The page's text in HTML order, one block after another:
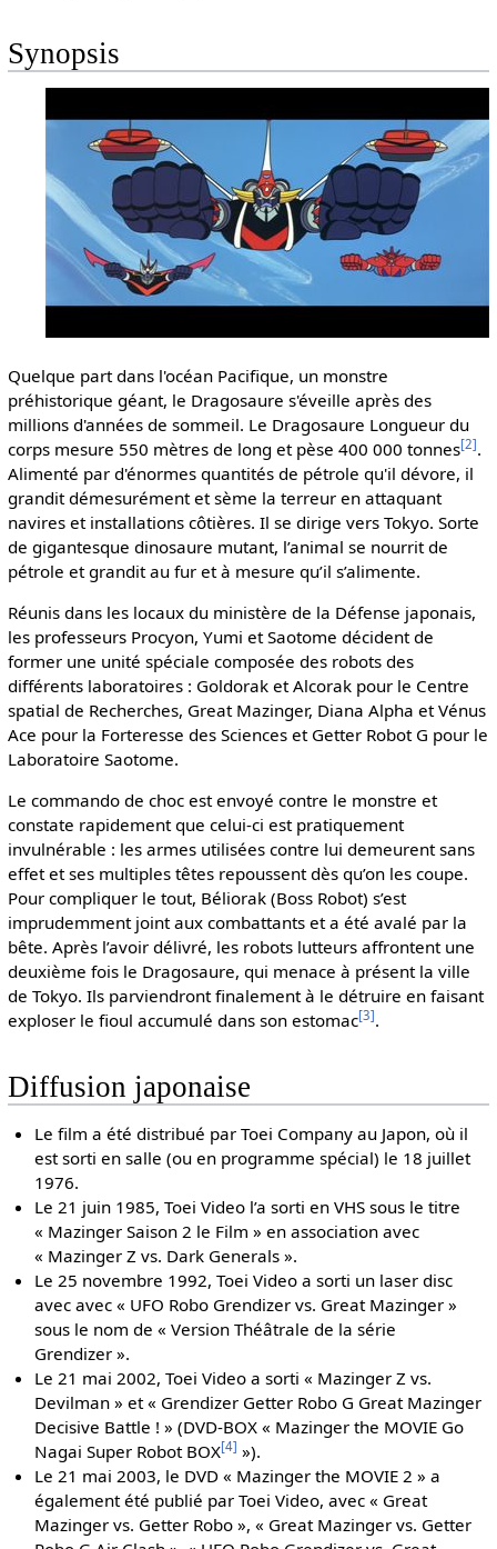
Synopsis
Quelque part dans l'océan Pacifique, un monstre
préhistorique géant, le Dragosaure s'éveille après des
millions d'années de sommeil. Le Dragosaure Longueur du
corps mesure 550 mètres de long et pèse 400 000 tonnes[2].
Alimenté par d'énormes quantités de pétrole qu'il dévore, il
grandit démesurément et sème la terreur en attaquant
navires et installations côtières. Il se dirige vers Tokyo. Sorte
de gigantesque dinosaure mutant, l’animal se nourrit de
pétrole et grandit au fur et à mesure qu’il s’alimente.
Réunis dans les locaux du ministère de la Défense japonais,
les professeurs Procyon, Yumi et Saotome décident de
former une unité spéciale composée des robots des
différents laboratoires : Goldorak et Alcorak pour le Centre
spatial de Recherches, Great Mazinger, Diana Alpha et Vénus
Ace pour la Forteresse des Sciences et Getter Robot G pour le
Laboratoire Saotome.
Le commando de choc est envoyé contre le monstre et
constate rapidement que celui-ci est pratiquement
invulnérable : les armes utilisées contre lui demeurent sans
effet et ses multiples têtes repoussent dès qu’on les coupe.
Pour compliquer le tout, Béliorak (Boss Robot) s’est
imprudemment joint aux combattants et a été avalé par la
bête. Après l’avoir délivré, les robots lutteurs affrontent une
deuxième fois le Dragosaure, qui menace à présent la ville
de Tokyo. Ils parviendront finalement à le détruire en faisant
exploser le fioul accumulé dans son estomac[3].
Diffusion japonaise
Le film a été distribué par Toei Company au Japon, où il
est sorti en salle (ou en programme spécial) le 18 juillet
1976.
Le 21 juin 1985, Toei Video l’a sorti en VHS sous le titre
« Mazinger Saison 2 le Film » en association avec
« Mazinger Z vs. Dark Generals ».
Le 25 novembre 1992, Toei Video a sorti un laser disc
avec avec « UFO Robo Grendizer vs. Great Mazinger »
sous le nom de « Version Théâtrale de la série
Grendizer ».
Le 21 mai 2002, Toei Video a sorti « Mazinger Z vs.
Devilman » et « Grendizer Getter Robo G Great Mazinger
Decisive Battle ! » (DVD-BOX « Mazinger the MOVIE Go
Nagai Super Robot BOX[4] »).
Le 21 mai 2003, le DVD « Mazinger the MOVIE 2 » a
également été publié par Toei Video, avec « Great
Mazinger vs. Getter Robo », « Great Mazinger vs. Getter